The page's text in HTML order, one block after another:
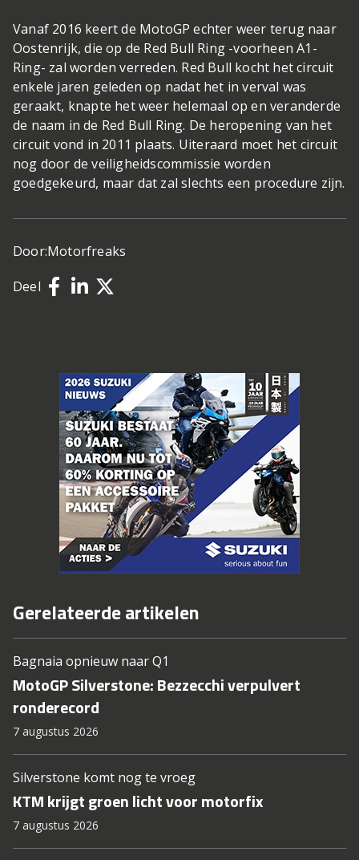
Vanaf 2016 keert de MotoGP echter weer terug naar
Oostenrijk, die op de Red Bull Ring -voorheen A1-
Ring- zal worden verreden. Red Bull kocht het circuit
enkele jaren geleden op nadat het in verval was
geraakt, knapte het weer helemaal op en veranderde
de naam in de Red Bull Ring. De heropening van het
circuit vond in 2011 plaats. Uiteraard moet het circuit
nog door de veiligheidscommissie worden
goedgekeurd, maar dat zal slechts een procedure zijn.
Door:Motorfreaks
Deel
Gerelateerde artikelen
Bagnaia opnieuw naar Q1
MotoGP Silverstone: Bezzecchi verpulvert
ronderecord
7 augustus 2026
Silverstone komt nog te vroeg
KTM krijgt groen licht voor motorfix
7 augustus 2026